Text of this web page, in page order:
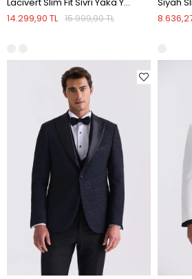
14.299,90 TL 15.999,90 TL